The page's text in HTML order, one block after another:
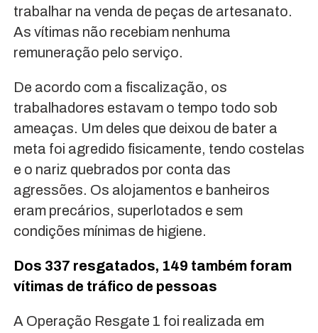
trabalhar na venda de peças de artesanato.
As vítimas não recebiam nenhuma
remuneração pelo serviço.
De acordo com a fiscalização, os
trabalhadores estavam o tempo todo sob
ameaças. Um deles que deixou de bater a
meta foi agredido fisicamente, tendo costelas
e o nariz quebrados por conta das
agressões. Os alojamentos e banheiros
eram precários, superlotados e sem
condições mínimas de higiene.
Dos 337 resgatados, 149 também foram
vítimas de tráfico de pessoas
A Operação Resgate 1 foi realizada em